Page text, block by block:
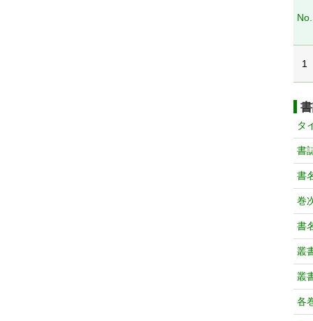
No.
1
タ
書
書
巻
書
叢
叢
各